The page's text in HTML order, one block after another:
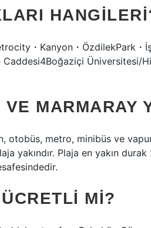
・Kanyon・ÖzdilekPark・
Üniversitesi/
MARMARAY
otobüs, metro, minibüs ve
yakındır. Plaja en yakın
MI?